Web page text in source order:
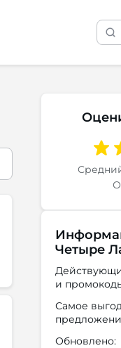
Четыре
и
Самое
Обновлено: